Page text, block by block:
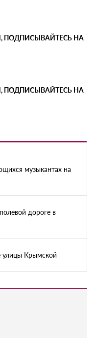
ПОДПИСЫВАЙТЕСЬ НА
ПОДПИСЫВАЙТЕСЬ НА
музыкантах на
дороге в
улицы Крымской